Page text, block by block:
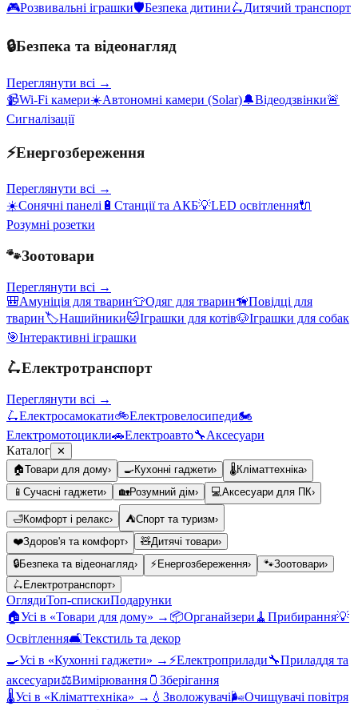
🎮Розвивальні іграшки🛡️Безпека дитини🛴Дитячий транспорт
🔒Безпека та відеонагляд
Переглянути всі →
📹Wi-Fi камери☀️Автономні камери (Solar)🔔Відеодзвінки🚨
Сигналізації
⚡Енергозбереження
Переглянути всі →
☀️Сонячні панелі 🔋 Станції та АКБ💡LED освітлення🔌
Розумні розетки
🐾Зоотовари
Переглянути всі →
🎒Амуніція для тварин👕Одяг для тварин🦮Повідці для
тварин🏷️Нашийники🐱Іграшки для котів🐶Іграшки для собак
🎯Інтерактивні іграшки
🛴Електротранспорт
Переглянути всі →
🛴Електросамокати🚲Електровелосипеди🏍️
Електромотоцикли🚗Електроавто🔧Аксесуари
Каталог ✕
🏠Товари для дому› 🍳Кухонні гаджети› 🌡️Кліматтехніка›
📱 Сучасні гаджети› 🏡Розумний дім› 💻Аксесуари для ПК›
🛁Комфорт і релакс› ⛺Спорт та туризм›
❤️Здоров'я та комфорт› 🧸Дитячі товари›
🔒Безпека та відеонагляд› ⚡ Енергозбереження› 🐾Зоотовари›
🛴 Електротранспорт›
ОглядиТоп-спискиПодарунки
🏠Усі в «Товари для дому» → 📦Органайзери 🧹 Прибирання💡
Освітлення🛋️Текстиль та декор
🍳Усі в «Кухонні гаджети» → ⚡Електроприлади🔧Приладдя та
аксесуари⚖️Вимірювання 🫙 Зберігання
🌡️Усі в «Кліматтехніка» → 💧 Зволожувачі🌬️Очищувачі повітря